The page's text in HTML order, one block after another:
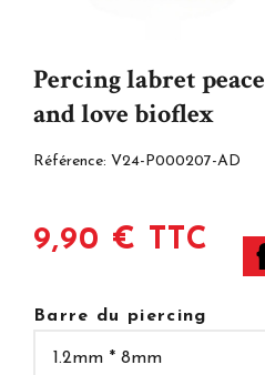
Percing labret peace
and love bioflex
Référence: V24-P000207-AD
9,90 € TTC
Barre du piercing